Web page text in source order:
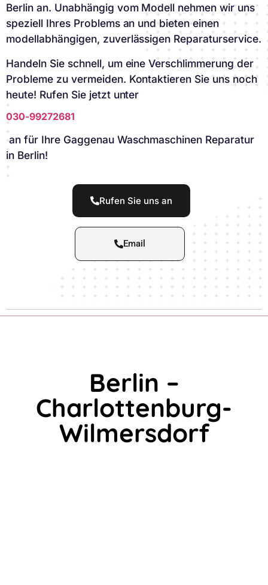
Berlin an. Unabhängig vom Modell nehmen wir uns
speziell Ihres Problems an und bieten einen
modellabhängigen, zuverlässigen Reparaturservice.
Handeln Sie schnell, um eine Verschlimmerung der
Probleme zu vermeiden. Kontaktieren Sie uns noch
heute! Rufen Sie jetzt unter
030-99272681
an für Ihre Gaggenau Waschmaschinen Reparatur
in Berlin!
Rufen Sie uns an
Email
Berlin –
Charlottenburg-
Wilmersdorf